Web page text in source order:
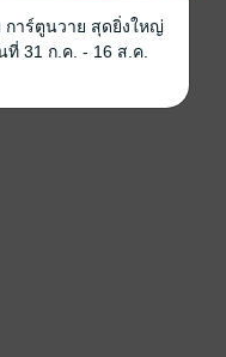
การ์ตูนวาย สุดยิ่งใหญ่
31 ก.ค. - 16 ส.ค.